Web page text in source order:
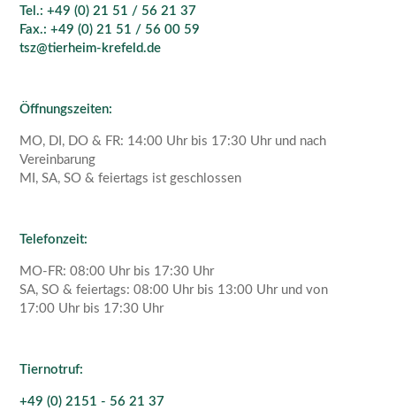
Tel.: +49 (0) 21 51 / 56 21 37
Fax.: +49 (0) 21 51 / 56 00 59
tsz@tierheim-krefeld.de
Öffnungszeiten:
MO, DI, DO & FR: 14:00 Uhr bis 17:30 Uhr und nach
Vereinbarung
MI, SA, SO & feiertags ist geschlossen
Telefonzeit:
MO-FR: 08:00 Uhr bis 17:30 Uhr
SA, SO & feiertags: 08:00 Uhr bis 13:00 Uhr und von
17:00 Uhr bis 17:30 Uhr
Tiernotruf:
+49 (0) 2151 - 56 21 37